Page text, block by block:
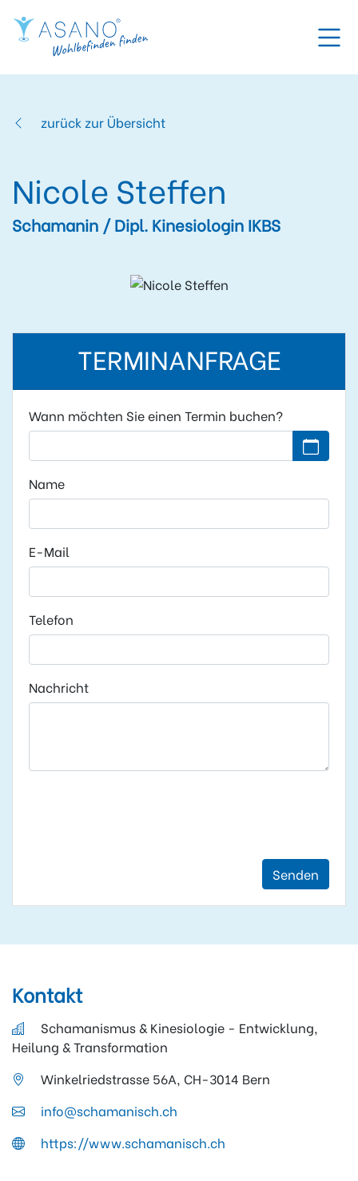
zurück zur Übersicht
Nicole Steffen
Schamanin / Dipl. Kinesiologin IKBS
TERMINANFRAGE
Wann möchten Sie einen Termin buchen?
Kein
Name
E-Mail
Telefon
Nachricht
Senden
Kontakt
Schamanismus & Kinesiologie - Entwicklung,
Heilung & Transformation
Winkelriedstrasse 56A, CH-3014 Bern
info@schamanisch.ch
https://www.schamanisch.ch